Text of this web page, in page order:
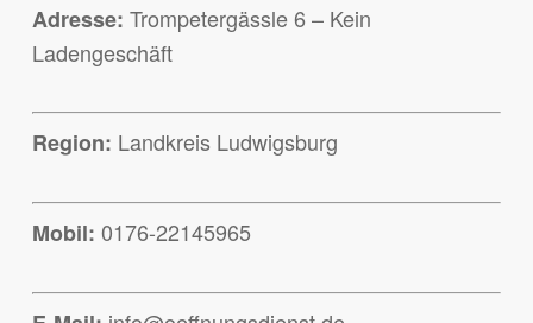
Adresse: Trompetergässle 6 – Kein
Ladengeschäft
Region: Landkreis Ludwigsburg
Mobil: 0176-22145965